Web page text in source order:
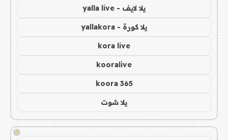
يلا لايف - yalla live
يلا كورة - yallakora
kora live
kooralive
koora 365
يلا شوت
!